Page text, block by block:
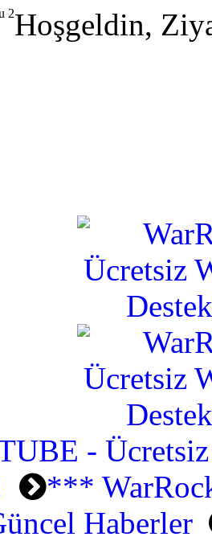
2Hoşgeldin,
-
***
Haberler